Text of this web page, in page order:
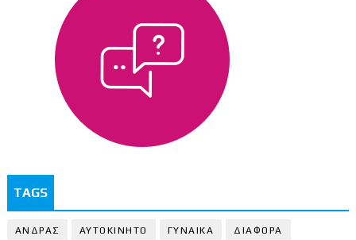
TAGS
ΑΝΔΡΑΣ ΑΥΤΟΚΙΝΗΤΟ ΓΥΝΑΙΚΑ ΔΙΑΦΟΡΑ